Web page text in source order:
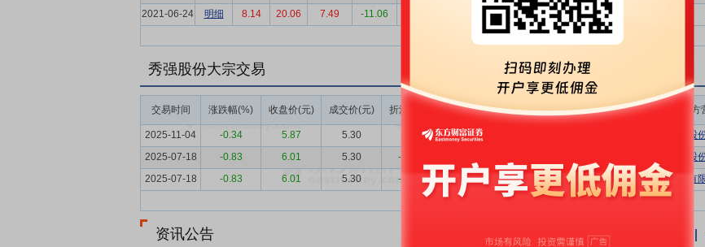
要点3： 家电玻璃产品
家电玻璃产品主要面向冰箱、洗衣机、空调及厨电等应用场景，涵盖彩晶玻璃、镀膜
据客户对外观设计、功能属性及批量交付稳定性的要求，对彩晶、镀膜等产品工艺进行了优化与改进，增强了
方面的适配能力。
要点4：新能源玻璃产品
新能源玻璃产品主要面向建筑立面、屋面及其他新能源配套场景，现阶段以BIPV玻
对产品外观、耐候性和工艺适配能力进行了完善，提高了定制化服务和项目交付能力。与此同时，公司围绕其
力建设，为后续业务拓展和场景延伸打下基础。
要点5：玻璃深加工行业
2025年，玻璃深加工行业整体仍处于需求分化、竞争充分与结构调整并行的发展阶
下，供需及价格承压；下游家电、新能源及其他新兴应用领域则在绿色化、智能化、功能化趋势带动下，对玻
定性及交付效率提出更高要求。
较早参与客户产品开发与方案设计环节，围绕外观设计、工艺适配与功能实现等需求提供协同开发支持，并
2021-06-24
明细 8.14 20.06 7.49 -11.06 5289.75 3794.52
秀强股份大宗交易
交易时间 涨跌幅(%) 收盘价(元) 成交价(元) 折溢率(%) 成交量(万股) 成交额(万元)
成交额/流通
市值(%)
买
2025-11-04 -0.34 5.87 5.30 -9.71 44.57 中信建投证券股
2025-07-18
-0.83 6.01 5.30 -11.81 中国银河证券股
2025-07-18
-0.83 6.01 5.30 -11.81 94.00 498.20 0.11% 广发证券股份有
资讯公告 个股资讯 行业资讯 公告